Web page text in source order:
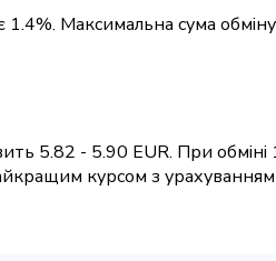
1.4%. Максимальна сума
5.82 - 5.90 EUR. При
курсом з урахуванням